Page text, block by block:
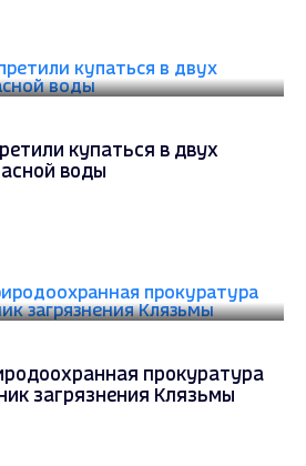
купаться в двух
воды
прокуратура
загрязнения Клязьмы